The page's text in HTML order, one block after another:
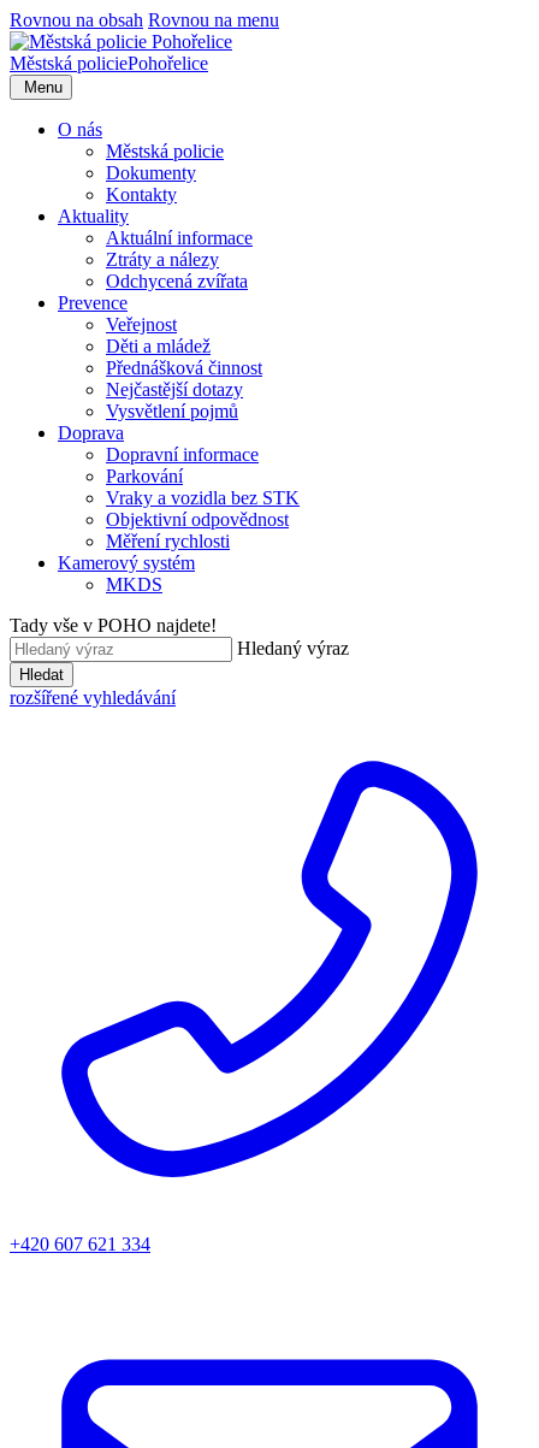
Rovnou na obsah Rovnou na menu
Městská policiePohořelice
Menu
O nás
Městská policie
Dokumenty
Kontakty
Aktuality
Aktuální informace
Ztráty a nálezy
Odchycená zvířata
Prevence
Veřejnost
Děti a mládež
Přednášková činnost
Nejčastější dotazy
Vysvětlení pojmů
Doprava
Dopravní informace
Parkování
Vraky a vozidla bez STK
Objektivní odpovědnost
Měření rychlosti
Kamerový systém
MKDS
Tady vše v POHO najdete!
Hledaný výraz
Hledat
rozšířené vyhledávání
+420 607 621 334